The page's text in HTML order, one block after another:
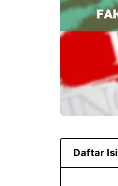
Daftar Isi